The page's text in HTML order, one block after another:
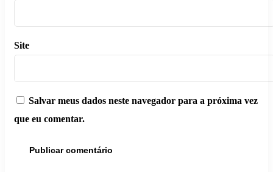
Site
Salvar meus dados neste navegador para a próxima vez
que eu comentar.